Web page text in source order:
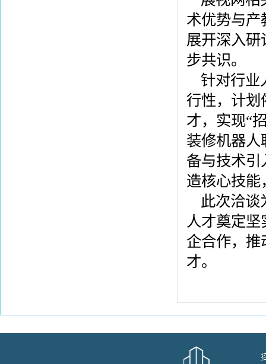
术优势与产
展开深入
步共识。
针对行业
行性，计划
才，实现“
装修机器人
备与技术引
造核心技能
此次洽谈
人才奠定
企合作，推
才。